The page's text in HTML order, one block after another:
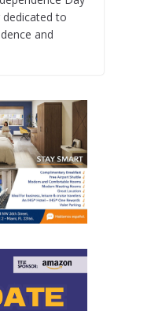
dedicated to
and